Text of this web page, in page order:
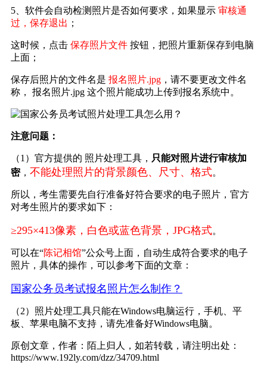
5、软件会自动检测照片是否如何要求，如果显示 审核通
过，保存退出 ；
这时候，点击 保存照片文件 按钮，把照片重新保存到电脑
上面；
保存后照片的文件名是 报名照片.jpg ，请不要更改文件名
称， 报名照片.jpg 这个照片能成功上传到报名系统中。
注意问题：
（1）官方提供的 照片处理工具， 只能对照片进行审核加
密， 不能处理照片的背景颜色、尺寸、格式。
所以，考生需要先自行准备好符合要求的电子照片，官方
对考生照片的要求如下：
≥295×413像素，白色或蓝色背景，JPG格式。
可以在“陈记相馆”公众号上面，自动生成符合要求的电子
照片，具体的操作，可以参考下面的文章：
国家公务员考试报名照片怎么制作？
（2）照片处理工具只能在Windows电脑运行，手机、平
板、苹果电脑不支持，请先准备好Windows电脑。
原创文章，作者：陌上归人，如若转载，请注明出处：
https://www.192ly.com/dzz/34709.html